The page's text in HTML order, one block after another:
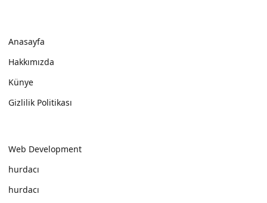
Anasayfa
Hakkımızda
Künye
Gizlilik Politikası
Web Development
hurdacı
hurdacı